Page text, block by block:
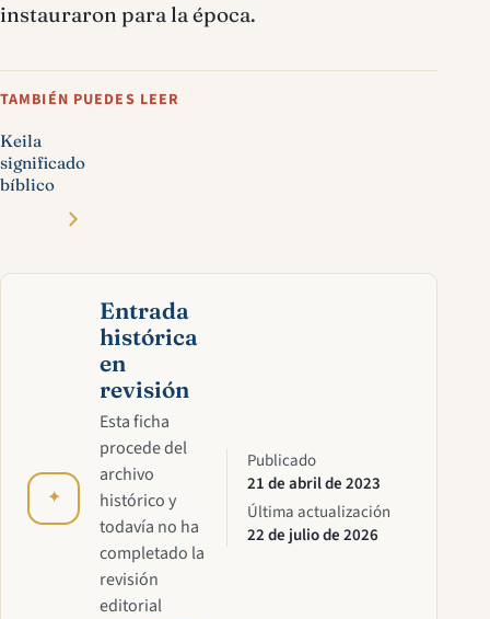
instauraron para la época.
TAMBIÉN PUEDES LEER
Keila
significado
bíblico
✦
Entrada
histórica
en
revisión
Esta ficha
procede del
archivo
histórico y
todavía no ha
completado la
revisión
editorial
Publicado
21 de abril de 2023
Última actualización
22 de julio de 2026